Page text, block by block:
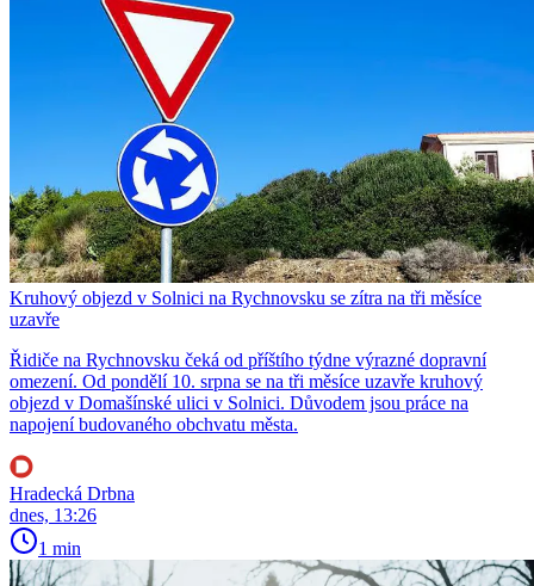
Kruhový objezd v Solnici na Rychnovsku se zítra na tři měsíce
uzavře
Řidiče na Rychnovsku čeká od příštího týdne výrazné dopravní
omezení. Od pondělí 10. srpna se na tři měsíce uzavře kruhový
objezd v Domašínské ulici v Solnici. Důvodem jsou práce na
napojení budovaného obchvatu města.
Hradecká Drbna
dnes, 13:26
1 min